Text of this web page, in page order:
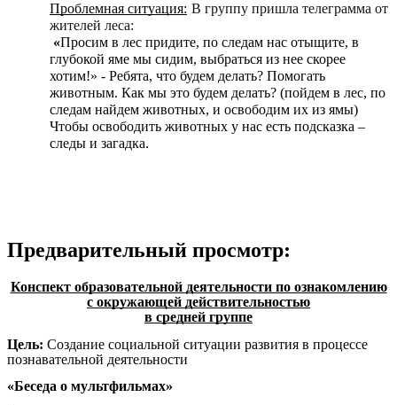
Проблемная ситуация: В группу пришла телеграмма от
жителей леса:
«Просим в лес придите, по следам нас отыщите, в
глубокой яме мы сидим, выбраться из нее скорее
хотим!» - Ребята, что будем делать? Помогать
животным. Как мы это будем делать? (пойдем в лес, по
следам найдем животных, и освободим их из ямы)
Чтобы освободить животных у нас есть подсказка –
следы и загадка.
Предварительный просмотр:
Конспект образовательной деятельности по ознакомлению
с окружающей действительностью
в средней группе
Цель: Создание социальной ситуации развития в процессе
познавательной деятельности
«Беседа о мультфильмах»